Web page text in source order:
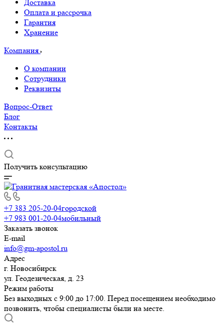
Доставка
Оплата и рассрочка
Гарантия
Хранение
Компания
О компании
Сотрудники
Реквизиты
Вопрос-Ответ
Блог
Контакты
Получить консультацию
+7 383 205-20-04городской
+7 983 001-20-04мобильный
Заказать звонок
E-mail
info@gm-apostol.ru
Адрес
г. Новосибирск
ул. Геодезическая, д. 23
Режим работы
Без выходных с 9:00 до 17:00. Перед посещением необходимо
позвонить, чтобы специалисты были на месте.